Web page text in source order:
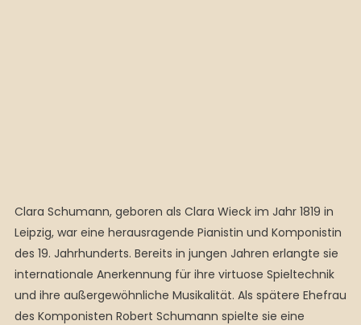
Clara Schumann, geboren als Clara Wieck im Jahr 1819 in
Leipzig, war eine herausragende Pianistin und Komponistin
des 19. Jahrhunderts. Bereits in jungen Jahren erlangte sie
internationale Anerkennung für ihre virtuose Spieltechnik
und ihre außergewöhnliche Musikalität. Als spätere Ehefrau
des Komponisten Robert Schumann spielte sie eine